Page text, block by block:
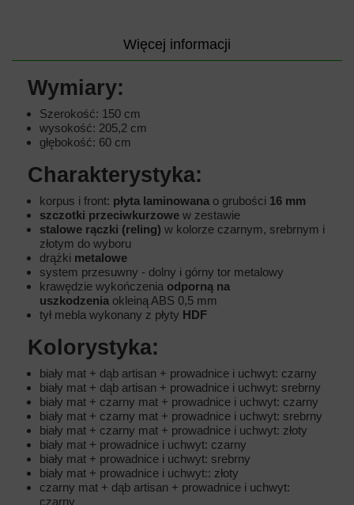
Więcej informacji
Wymiary:
Szerokość: 150 cm
wysokość: 205,2 cm
głębokość: 60 cm
Charakterystyka:
korpus i front: płyta laminowana o grubości 16 mm
szczotki przeciwkurzowe w zestawie
stalowe rączki (reling) w kolorze czarnym, srebrnym i
złotym do wyboru
drążki metalowe
system przesuwny - dolny i górny tor metalowy
krawędzie wykończenia odporną na
uszkodzenia okleiną ABS 0,5 mm
tył mebla wykonany z płyty HDF
Kolorystyka:
biały mat + dąb artisan + prowadnice i uchwyt: czarny
biały mat + dąb artisan + prowadnice i uchwyt: srebrny
biały mat + czarny mat + prowadnice i uchwyt: czarny
biały mat + czarny mat + prowadnice i uchwyt: srebrny
biały mat + czarny mat + prowadnice i uchwyt: złoty
biały mat + prowadnice i uchwyt: czarny
biały mat + prowadnice i uchwyt: srebrny
biały mat + prowadnice i uchwyt:: złoty
czarny mat + dąb artisan + prowadnice i uchwyt:
czarny